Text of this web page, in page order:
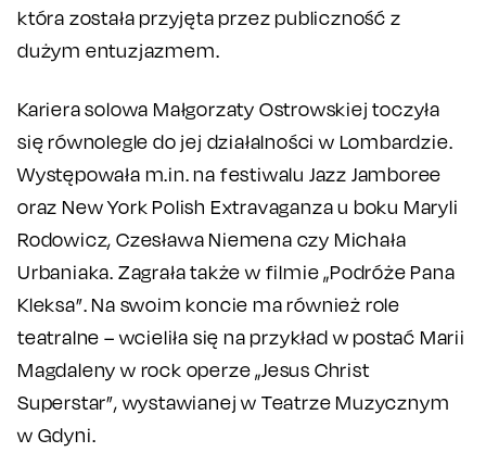
która została przyjęta przez publiczność z
dużym entuzjazmem.
Kariera solowa Małgorzaty Ostrowskiej toczyła
się równolegle do jej działalności w Lombardzie.
Występowała m.in. na festiwalu Jazz Jamboree
oraz New York Polish Extravaganza u boku Maryli
Rodowicz, Czesława Niemena czy Michała
Urbaniaka. Zagrała także w filmie „Podróże Pana
Kleksa”. Na swoim koncie ma również role
teatralne – wcieliła się na przykład w postać Marii
Magdaleny w rock operze „Jesus Christ
Superstar”, wystawianej w Teatrze Muzycznym
w Gdyni.